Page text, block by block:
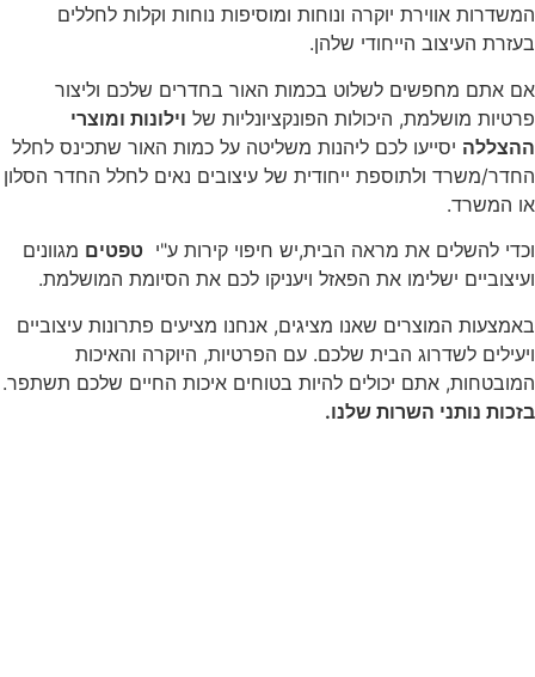
המשדרות אווירת יוקרה ונוחות ומוסיפות נוחות וקלות לחללים
בעזרת העיצוב הייחודי שלהן.
אם אתם מחפשים לשלוט בכמות האור בחדרים שלכם וליצור
פרטיות מושלמת, היכולות הפונקציונליות של וילונות ומוצרי
ההצללה יסייעו לכם ליהנות משליטה על כמות האור שתכינס לחלל
החדר/משרד ולתוספת ייחודית של עיצובים נאים לחלל החדר הסלון
או המשרד.
וכדי להשלים את מראה הבית,יש חיפוי קירות ע"י טפטים מגוונים
ועיצוביים ישלימו את הפאזל ויעניקו לכם את הסיומת המושלמת.
באמצעות המוצרים שאנו מציגים, אנחנו מציעים פתרונות עיצוביים
ויעילים לשדרוג הבית שלכם. עם הפרטיות, היוקרה והאיכות
המובטחות, אתם יכולים להיות בטוחים איכות החיים שלכם תשתפר.
בזכות נותני השרות שלנו.